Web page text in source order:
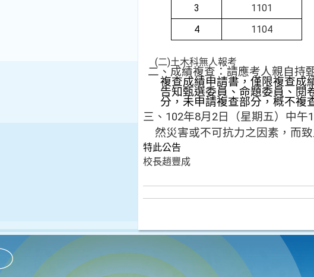
3
1101
4
1104
(二)土木科無人報考
二、成績複查：請應考人親自持
複查成績申請書，僅限複查成
告知甄選委員、命題委員、閱
分，未申請複查部分，概不複
三、102年8月2日（星期五）中
然災害或不可抗力之因素，而
特此公告
校長趙豐成